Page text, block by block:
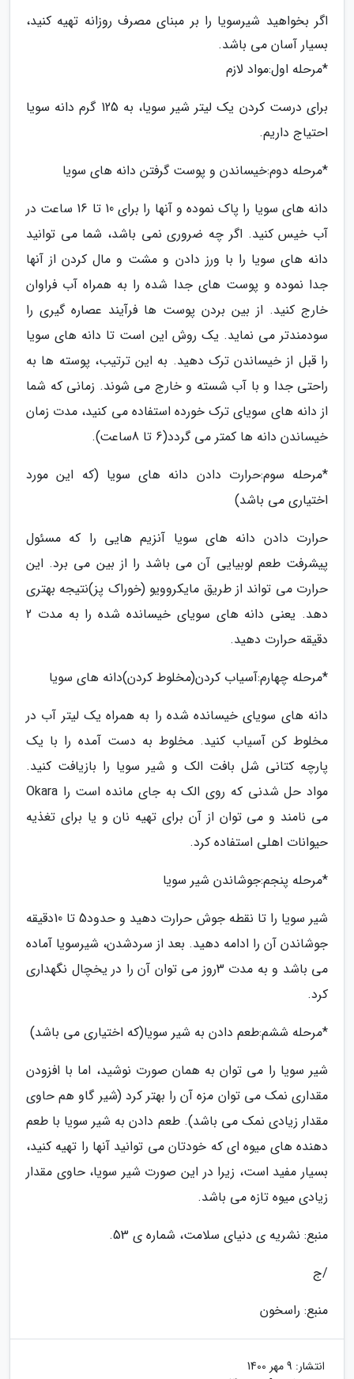
اگر بخواهید شیرسویا را بر مبنای مصرف روزانه تهیه کنید،
بسیار آسان می باشد.
*مرحله اول:مواد لازم
برای درست کردن یک لیتر شیر سویا، به 125 گرم دانه سویا
احتیاج داریم.
*مرحله دوم:خیساندن و پوست گرفتن دانه های سویا
دانه های سویا را پاک نموده و آنها را برای 10 تا 16 ساعت در
آب خیس کنید. اگر چه ضروری نمی باشد، شما می توانید
دانه های سویا را با ورز دادن و مشت و مال کردن از آنها
جدا نموده و پوست های جدا شده را به همراه آب فراوان
خارج کنید. از بین بردن پوست ها فرآیند عصاره گیری را
سودمندتر می نماید. یک روش این است تا دانه های سویا
را قبل از خیساندن ترک دهید. به این ترتیب، پوسته ها به
راحتی جدا و با آب شسته و خارج می شوند. زمانی که شما
از دانه های سویای ترک خورده استفاده می کنید، مدت زمان
خیساندن دانه ها کمتر می گردد(6 تا 8ساعت).
*مرحله سوم:حرارت دادن دانه های سویا (که این مورد
اختیاری می باشد)
حرارت دادن دانه های سویا آنزیم هایی را که مسئول
پیشرفت طعم لوبیایی آن می باشد را از بین می برد. این
حرارت می تواند از طریق مایکروویو (خوراک پز)نتیجه بهتری
دهد. یعنی دانه های سویای خیسانده شده را به مدت 2
دقیقه حرارت دهید.
*مرحله چهارم:آسیاب کردن(مخلوط کردن)دانه های سویا
دانه های سویای خیسانده شده را به همراه یک لیتر آب در
مخلوط کن آسیاب کنید. مخلوط به دست آمده را با یک
پارچه کتانی شل بافت الک و شیر سویا را بازیافت کنید.
مواد حل شدنی که روی الک به جای مانده است را Okara
می نامند و می توان از آن برای تهیه نان و یا برای تغذیه
حیوانات اهلی استفاده کرد.
*مرحله پنجم:جوشاندن شیر سویا
شیر سویا را تا نقطه جوش حرارت دهید و حدود5 تا 10دقیقه
جوشاندن آن را ادامه دهید. بعد از سردشدن، شیرسویا آماده
می باشد و به مدت 3روز می توان آن را در یخچال نگهداری
کرد.
*مرحله ششم:طعم دادن به شیر سویا(که اختیاری می باشد)
شیر سویا را می توان به همان صورت نوشید، اما با افزودن
مقداری نمک می توان مزه آن را بهتر کرد (شیر گاو هم حاوی
مقدار زیادی نمک می باشد). طعم دادن به شیر سویا با طعم
دهنده های میوه ای که خودتان می توانید آنها را تهیه کنید،
بسیار مفید است، زیرا در این صورت شیر سویا، حاوی مقدار
زیادی میوه تازه می باشد.
منبع: نشریه ی دنیای سلامت، شماره ی 53.
/ج
منبع: راسخون
انتشار: 9 مهر 1400